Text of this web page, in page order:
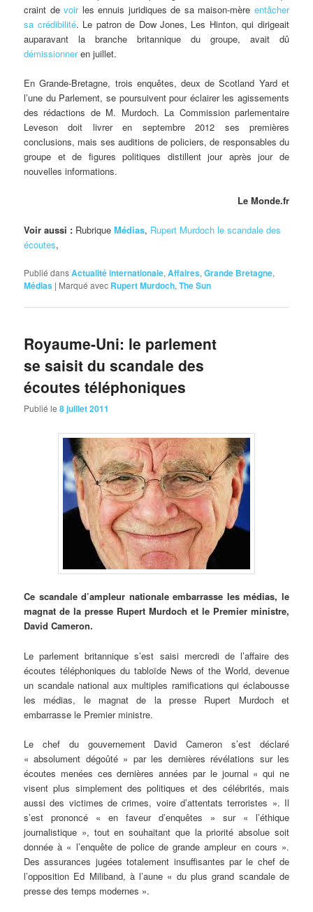
craint devoirles ennuis juridiques de sa maison-mère entâcher
sa crédibilité. Le patron de Dow Jones, Les Hinton, qui dirigeait
auparavant la branche britannique du groupe, avait dû
démissionneren juillet.
En Grande-Bretagne, trois enquêtes, deux de Scotland Yard et
l’une du Parlement, se poursuivent pour éclairer les agissements
des rédactions de M. Murdoch. La Commission parlementaire
Leveson doit livrer en septembre 2012 ses premières
conclusions, mais ses auditions de policiers, de responsables du
groupe et de figures politiques distillent jour après jour de
nouvelles informations.
Le Monde.fr
Voir aussi : RubriqueMédias, Rupert Murdoch le scandale des
écoutes,
Publié dansActualité internationale,Affaires,Grande Bretagne,
Médias | Marqué avec Rupert Murdoch,The Sun
Royaume-Uni: le parlement
se saisit du scandale des
écoutes téléphoniques
Publié le8 juillet 2011
Ce scandale d’ampleur nationale embarrasse les médias, le
magnat de la presse Rupert Murdoch et le Premier ministre,
David Cameron.
Le parlement britannique s’est saisi mercredi de l’affaire des
écoutes téléphoniques du tabloïde News of the World, devenue
un scandale national aux multiples ramifications qui éclabousse
les médias, le magnat de la presse Rupert Murdoch et
embarrasse le Premier ministre.
Le chef du gouvernement David Cameron s’est déclaré
« absolument dégoûté » par les dernières révélations sur les
écoutes menées ces dernières années par le journal « qui ne
visent plus simplement des politiques et des célébrités, mais
aussi des victimes de crimes, voire d’attentats terroristes ». Il
s’est prononcé « en faveur d’enquêtes » sur « l’éthique
journalistique », tout en souhaitant que la priorité absolue soit
donnée à « l’enquête de police de grande ampleur en cours ».
Des assurances jugées totalement insuffisantes par le chef de
l’opposition Ed Miliband, à l’aune « du plus grand scandale de
presse des temps modernes ».